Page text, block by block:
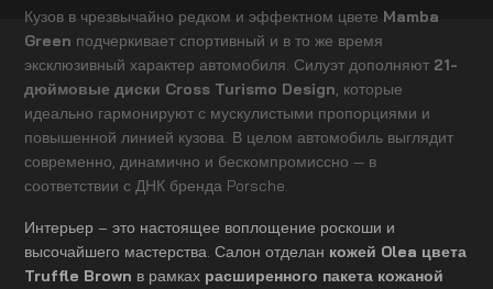
Кузов в чрезвычайно редком и эффектном цвете Mamba
Green подчеркивает спортивный и в то же время
эксклюзивный характер автомобиля. Силуэт дополняют 21-
дюймовые диски Cross Turismo Design , которые
идеально гармонируют с мускулистыми пропорциями и
повышенной линией кузова. В целом автомобиль выглядит
современно, динамично и бескомпромиссно — в
соответствии с ДНК бренда Porsche.
Интерьер – это настоящее воплощение роскоши и
высочайшего мастерства. Салон отделан кожей Olea цвета
Truffle Brown в рамках расширенного пакета кожаной